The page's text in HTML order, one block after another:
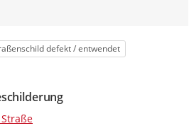
defekt / entwendet